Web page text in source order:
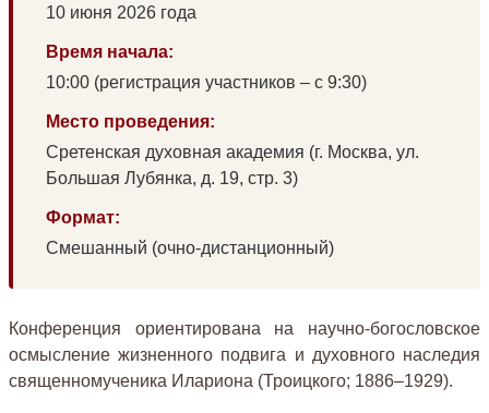
10 июня 2026 года
Время начала:
10:00 (регистрация участников – с 9:30)
Место проведения:
Сретенская духовная академия (г. Москва, ул.
Большая Лубянка, д. 19, стр. 3)
Формат:
Смешанный (очно-дистанционный)
Конференция ориентирована на научно-богословское
осмысление жизненного подвига и духовного наследия
священномученика Илариона (Троицкого; 1886–1929).